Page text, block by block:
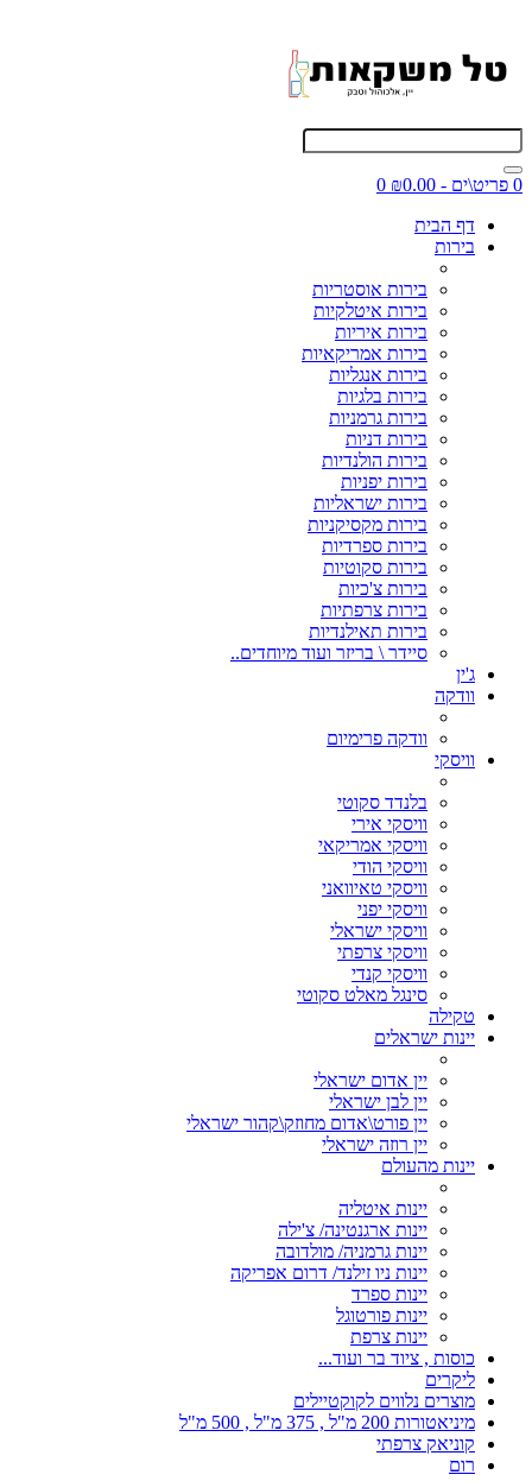
0 פריט\ים - ₪0.00
0
דף הבית
בירות
בירות אוסטריות
בירות איטלקיות
בירות איריות
בירות אמריקאיות
בירות אנגליות
בירות בלגיות
בירות גרמניות
בירות דניות
בירות הולנדיות
בירות יפניות
בירות ישראליות
בירות מקסיקניות
בירות ספרדיות
בירות סקוטיות
בירות צ'כיות
בירות צרפתיות
בירות תאילנדיות
סיידר \ בריזר ועוד מיוחדים..
ג'ין
וודקה
וודקה פרימיום
וויסקי
בלנדד סקוטי
וויסקי אירי
וויסקי אמריקאי
וויסקי הודי
וויסקי טאיוואני
וויסקי יפני
וויסקי ישראלי
וויסקי צרפתי
וויסקי קנדי
סינגל מאלט סקוטי
טקילה
יינות ישראלים
יין אדום ישראלי
יין לבן ישראלי
יין פורט\אדום מחוזק\קהור ישראלי
יין רוזה ישראלי
יינות מהעולם
יינות איטליה
יינות ארגנטינה/ צ'ילה
יינות גרמניה/ מולדובה
יינות ניו זילנד/ דרום אפריקה
יינות ספרד
יינות פורטוגל
יינות צרפת
כוסות , ציוד בר ועוד...
ליקרים
מוצרים נלווים לקוקטיילים
מיניאטורות 200 מ"ל , 375 מ"ל , 500 מ"ל
קוניאק צרפתי
רום